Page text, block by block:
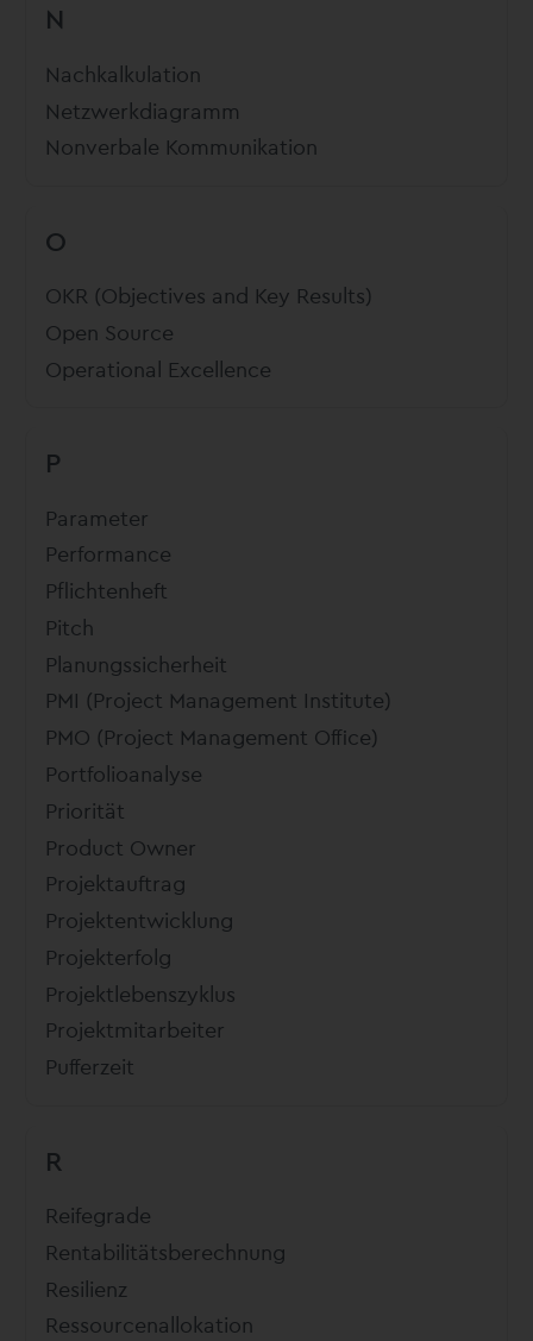
N
Nachkalkulation
Netzwerkdiagramm
Nonverbale Kommunikation
O
OKR (Objectives and Key Results)
Open Source
Operational Excellence
P
Parameter
Performance
Pflichtenheft
Pitch
Planungssicherheit
PMI (Project Management Institute)
PMO (Project Management Office)
Portfolioanalyse
Priorität
Product Owner
Projektauftrag
Projektentwicklung
Projekterfolg
Projektlebenszyklus
Projektmitarbeiter
Pufferzeit
R
Reifegrade
Rentabilitätsberechnung
Resilienz
Ressourcenallokation